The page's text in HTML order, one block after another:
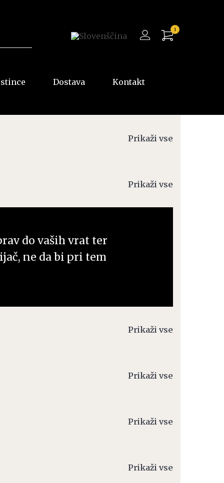
1
Dostava Kontakt
Prikaži vse
Prikaži vse
do vaših vrat ter
ne da bi pri tem
Prikaži vse
Prikaži vse
Prikaži vse
Prikaži vse